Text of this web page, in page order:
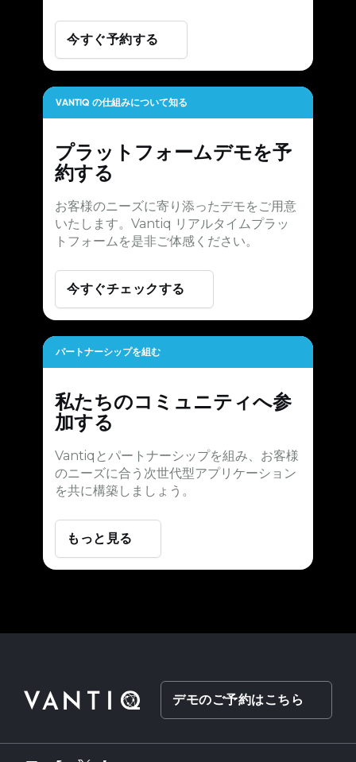
今すぐ予約する
VANTIQ の仕組みについて知る
プラットフォームデモを予
約する
お客様のニーズに寄り添ったデモをご用意
いたします。Vantiq リアルタイムプラッ
トフォームを是非ご体感ください。
今すぐチェックする
パートナーシップを組む
私たちのコミュニティへ参
加する
Vantiqとパートナーシップを組み、お客様
のニーズに合う次世代型アプリケーション
を共に構築しましょう。
もっと見る
デモのご予約はこちら